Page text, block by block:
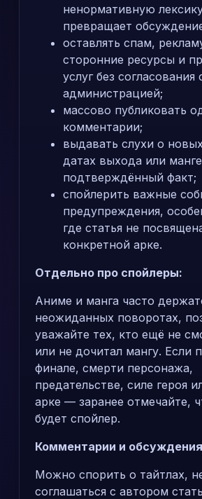
ненормативную
превращает
оставлять спам,
сторонние ресурсы и
услуг без согласования
администрацией;
массово публиковать
комментарии;
выдавать слухи о
датах выхода или
подтверждённый факт;
спойлерить важные
предупреждения,
где статья не
конкретной арке.
Отдельно про спойлеры:
Аниме и манга часто
неожиданных поворотах,
уважайте тех, кто ещё не
или не дочитал мангу. Если
финале, смерти персонажа,
предательстве, силе героя
арке — заранее отмечайте,
будет спойлер.
Комментарии и обсуждения
Можно спорить о тайтлах,
соглашаться с автором